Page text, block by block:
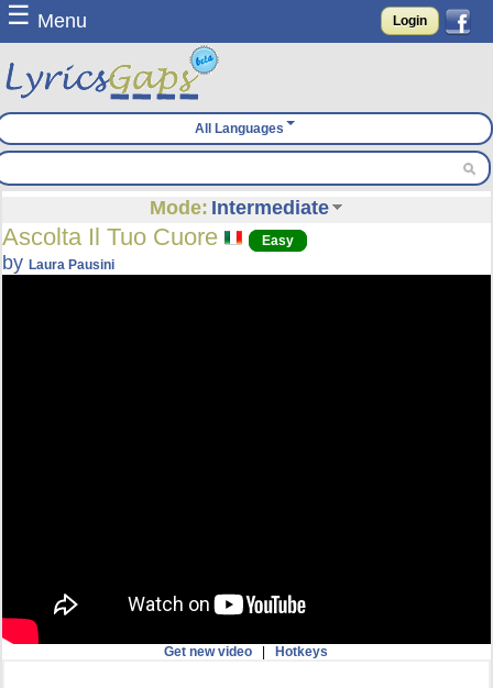
☰ Menu Login
All Languages
Mode: Intermediate
Ascolta Il Tuo Cuore Easy
byLaura Pausini
Get new video |Hotkeys